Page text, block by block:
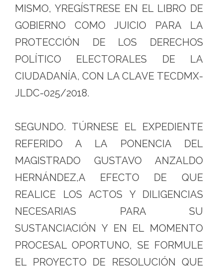
MISMO, YREGÍSTRESE EN EL LIBRO DE
GOBIERNO COMO JUICIO PARA LA
PROTECCIÓN DE LOS DERECHOS
POLÍTICO ELECTORALES DE LA
CIUDADANÍA, CON LA CLAVE TECDMX-
JLDC-025/2018.
SEGUNDO. TÚRNESE EL EXPEDIENTE
REFERIDO A LA PONENCIA DEL
MAGISTRADO GUSTAVO ANZALDO
HERNÁNDEZ,A EFECTO DE QUE
REALICE LOS ACTOS Y DILIGENCIAS
NECESARIAS PARA SU
SUSTANCIACIÓN Y EN EL MOMENTO
PROCESAL OPORTUNO, SE FORMULE
EL PROYECTO DE RESOLUCIÓN QUE